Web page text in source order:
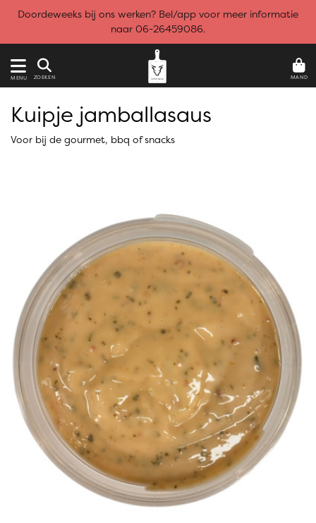
Doordeweeks bij ons werken? Bel/app voor meer informatie
naar 06-26459086.
MENU ZOEKEN MAND
Kuipje jamballasaus
Voor bij de gourmet, bbq of snacks